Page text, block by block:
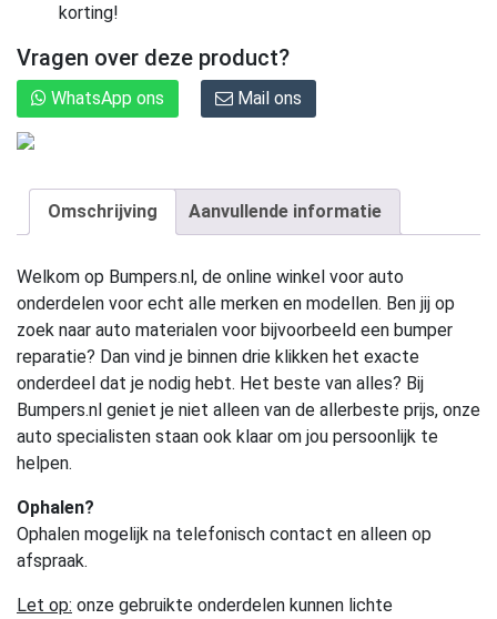
korting!
Vragen over deze product?
WhatsApp ons Mail ons
Omschrijving Aanvullende informatie
Welkom op Bumpers.nl, de online winkel voor auto
onderdelen voor echt alle merken en modellen. Ben jij op
zoek naar auto materialen voor bijvoorbeeld een bumper
reparatie? Dan vind je binnen drie klikken het exacte
onderdeel dat je nodig hebt. Het beste van alles? Bij
Bumpers.nl geniet je niet alleen van de allerbeste prijs, onze
auto specialisten staan ook klaar om jou persoonlijk te
helpen.
Ophalen?
Ophalen mogelijk na telefonisch contact en alleen op
afspraak.
Let op: onze gebruikte onderdelen kunnen lichte